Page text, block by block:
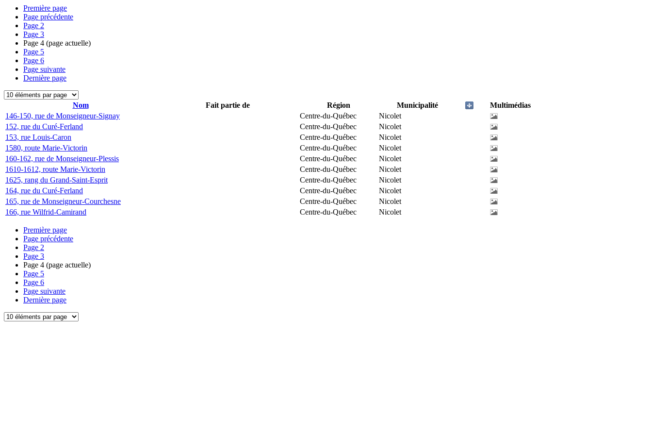
Première page
Page précédente
Page 2
Page 3
Page 4 (page actuelle)
Page 5
Page 6
Page suivante
Dernière page
Nom Fait partie de Région Municipalité
Multimédias
146-150, rue de Monseigneur-Signay
Centre-du-Québec
Nicolet
152, rue du Curé-Ferland
Centre-du-Québec
Nicolet
153, rue Louis-Caron
Centre-du-Québec
Nicolet
1580, route Marie-Victorin
Centre-du-Québec
Nicolet
160-162, rue de Monseigneur-Plessis
Centre-du-Québec
Nicolet
1610-1612, route Marie-Victorin
Centre-du-Québec
Nicolet
1625, rang du Grand-Saint-Esprit
Centre-du-Québec
Nicolet
164, rue du Curé-Ferland
Centre-du-Québec
Nicolet
165, rue de Monseigneur-Courchesne
Centre-du-Québec
Nicolet
166, rue Wilfrid-Camirand
Centre-du-Québec Nicolet
Première page
Page précédente
Page 2
Page 3
Page 4 (page actuelle)
Page 5
Page 6
Page suivante
Dernière page